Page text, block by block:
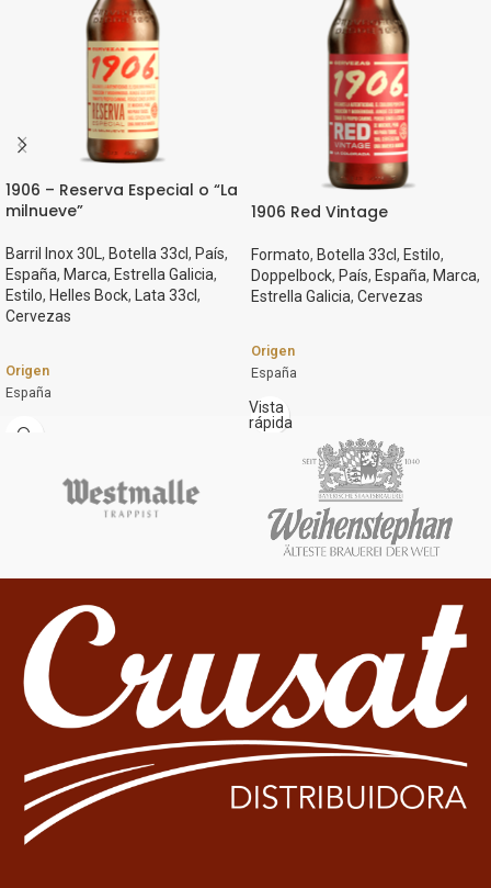
1906 – Reserva Especial o “La
milnueve”
Barril Inox 30L , Botella 33cl, País,
España, Marca, Estrella Galicia,
Estilo, Helles Bock, Lata 33cl,
Cervezas
Origen
España
Marca
Helles Bock
Botella 33cl.
Lata 33cl.
Barril inox. 30l.
Color
Cerveza de 6,5%, amargor de 25 IBU’s
y estilo Helles Bock.
1906 Red Vintage
Formato, Botella 33cl, Estilo,
Doppelbock, País, España, Marca,
Estrella Galicia, Cervezas
Origen
España
Marca
Estrella Galicia
DoppelBock
Graduación Alcohólica
Cerveza roja, tostada e intensa. Con
una graduación alcohólica de 8%
Abv. Sabor intenso proferido por su
malta tostada.
Vista
rápida